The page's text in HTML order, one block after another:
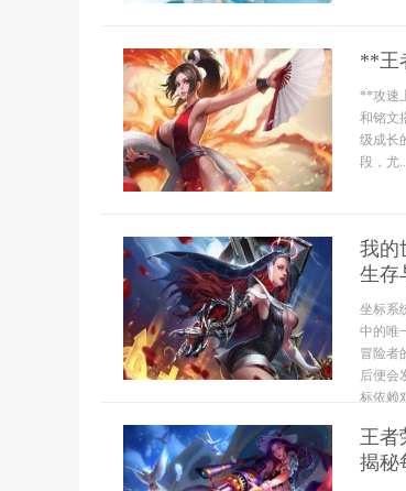
**王
**攻速
和铭文
级成长
段，尤
我的
生存
坐标系
中的唯
冒险者
后便会
标依赖
王者
揭秘